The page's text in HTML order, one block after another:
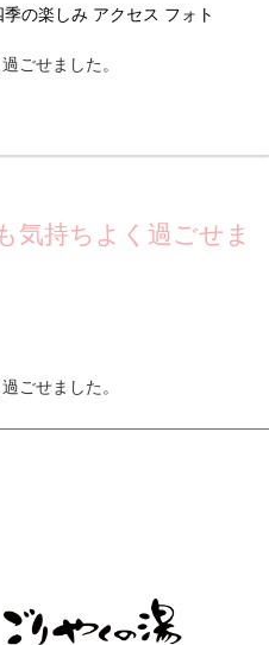
季の楽しみ アクセス フォト
ごせました。
気持ちよく過ごせま
ごせました。